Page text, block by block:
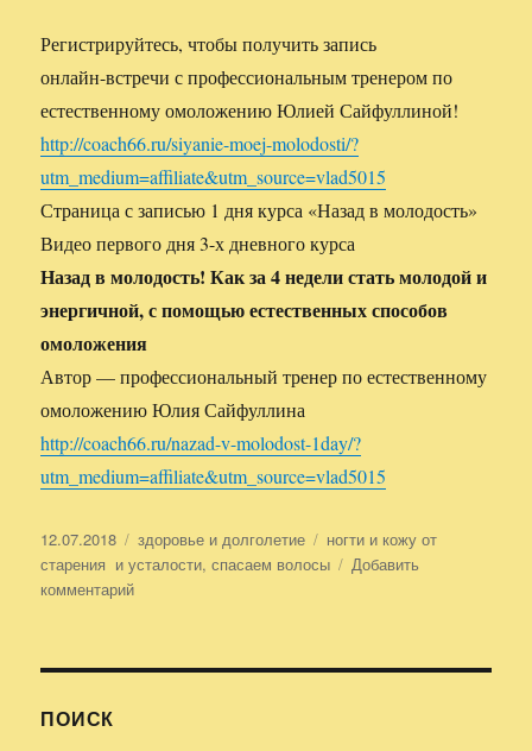
Регистрируйтесь, чтобы получить запись
онлайн-встречи с профессиональным тренером по
естественному омоложению Юлией Сайфуллиной!
http://coach66.ru/siyanie-moej-molodosti/?
utm_medium=affiliate&utm_source=vlad5015
Страница с записью 1 дня курса «Назад в молодость»
Видео первого дня 3-х дневного курса
Назад в молодость! Как за 4 недели стать молодой и
энергичной, с помощью естественных способов
омоложения
Автор — профессиональный тренер по естественному
омоложению Юлия Сайфуллина
http://coach66.ru/nazad-v-molodost-1day/?
utm_medium=affiliate&utm_source=vlad5015
Опубликовано
12.07.2018 Рубрики
здоровье и долголетие Метки
ногти и кожу от
старения и усталости,спасаем волосы
Добавить
комментарий
волосы,
ПОИСК